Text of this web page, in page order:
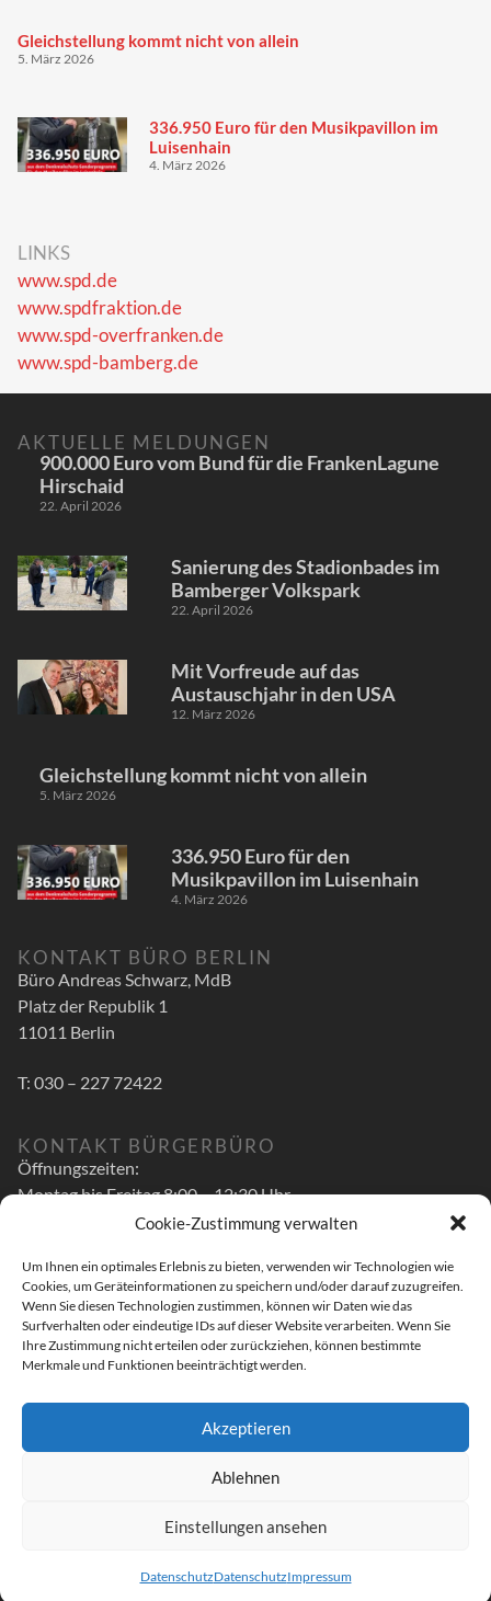
Cookie-Zustimmung verwalten
Um Ihnen ein optimales Erlebnis zu bieten, verwenden wir Technologien wie
Cookies, um Geräteinformationen zu speichern und/oder darauf zuzugreifen.
Wenn Sie diesen Technologien zustimmen, können wir Daten wie das
Surfverhalten oder eindeutige IDs auf dieser Website verarbeiten. Wenn Sie
Ihre Zustimmung nicht erteilen oder zurückziehen, können bestimmte
Merkmale und Funktionen beeinträchtigt werden.
Akzeptieren
Ablehnen
Einstellungen ansehen
DatenschutzDatenschutzImpressum
Gleichstellung kommt nicht von allein
5. März 2026
336.950 Euro für den Musikpavillon im
Luisenhain
4. März 2026
LINKS
www.spd.de
www.spdfraktion.de
www.spd-overfranken.de
www.spd-bamberg.de
AKTUELLE MELDUNGEN
900.000 Euro vom Bund für die FrankenLagune
Hirschaid
22. April 2026
Sanierung des Stadionbades im
Bamberger Volkspark
22. April 2026
Mit Vorfreude auf das
Austauschjahr in den USA
12. März 2026
Gleichstellung kommt nicht von allein
5. März 2026
336.950 Euro für den
Musikpavillon im Luisenhain
4. März 2026
KONTAKT BÜRO BERLIN
Büro Andreas Schwarz, MdB
Platz der Republik 1
11011 Berlin
T: 030 – 227 72422
KONTAKT BÜRGERBÜRO
Öffnungszeiten:
Montag bis Freitag 8:00 – 12:30 Uhr
Montag bis Mittwoch 14:00 – 16:00 Uhr
Donnerstag 14:00 – 17:30 Uhr
Luitpoldstr. 48 A
96052 Bamberg
M: andreas.schwarz@bundestag.de